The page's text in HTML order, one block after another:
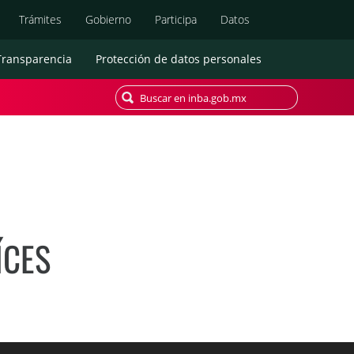
Trámites Gobierno Participa Datos
Protección de datos personales